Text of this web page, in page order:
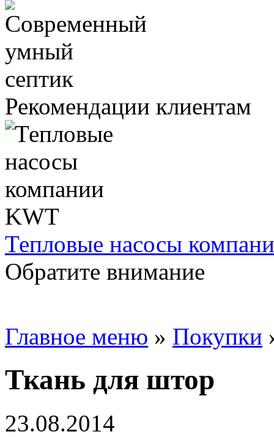
Рекомендации клиентам
Тепловые насосы
Обратите внимание
Главное меню » Покупки
Ткань для штор
23.08.2014